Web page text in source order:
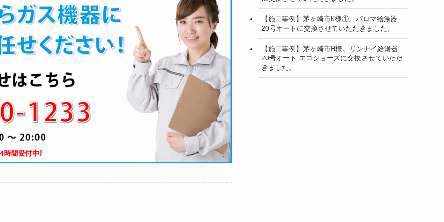
【施工事例】茅ヶ崎市K様①。パロマ給湯器
20号オートに交換させていただきました。
【施工事例】茅ヶ崎市H様。リンナイ給湯器
20号オート エコジョーズに交換させていただ
きました。